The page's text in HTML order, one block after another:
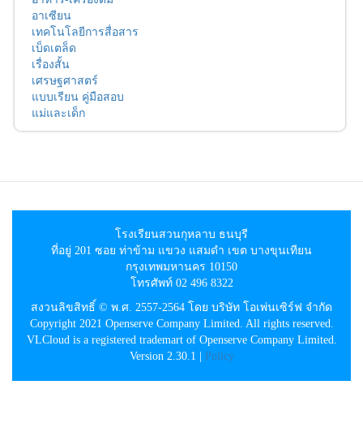
อาเซียน
เทคโนโลยีการสื่อสาร
เบ็ดเตล็ด
เรื่องสั้น
เศรษฐศาสตร์
แบบเรียน คู่มือสอบ
แม่และเด็ก
โรงเรียนสวนกุหลาบ ธนบุรี
ที่อยู่ 201 ซอย ท่าข้าม แขวง แสมดำ เขต บางขุนเทียน
กรุงเทพมหานคร 10150
โทรศัพท์ 02 496 8322
สงวนลิขสิทธิ์ © พ.ศ. 2557-2564 โดย บริษัท โอเพ่นเซิร์ฟ จำกัด
Copyright 2021 Openserve Company Limited. All rights reserved.
VLCloud is a registered trademart of Openserve Company Limited.
Version 2.30.1 |
Policy